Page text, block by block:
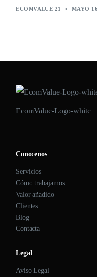
ECOMVALUE 21 • MAYO
EcomValue-Logo-white
Conocenos
Servicios
Cómo trabajamos
Valor añadido
Clientes
Blog
Contacta
Legal
Aviso Legal